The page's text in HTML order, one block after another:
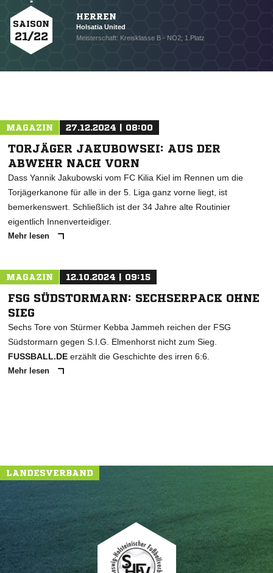
SAISON
21/22
HERREN
Holsatia United
Meisterschaft: Kreisklasse B - NO2; 1.Platz
MAGAZIN 27.12.2024 | 08:00
TORJÄGER JAKUBOWSKI: AUS DER
ABWEHR NACH VORN
Dass Yannik Jakubowski vom FC Kilia Kiel im Rennen um die
Torjägerkanone für alle in der 5. Liga ganz vorne liegt, ist
bemerkenswert. Schließlich ist der 34 Jahre alte Routinier
eigentlich Innenverteidiger.
Mehr lesen
MAGAZIN 12.10.2024 | 09:15
FSG SÜDSTORMARN: SECHSERPACK OHNE
SIEG
Sechs Tore von Stürmer Kebba Jammeh reichen der FSG
Südstormarn gegen S.I.G. Elmenhorst nicht zum Sieg.
FUSSBALL.DE erzählt die Geschichte des irren 6:6.
Mehr lesen
LANDESVERBAND